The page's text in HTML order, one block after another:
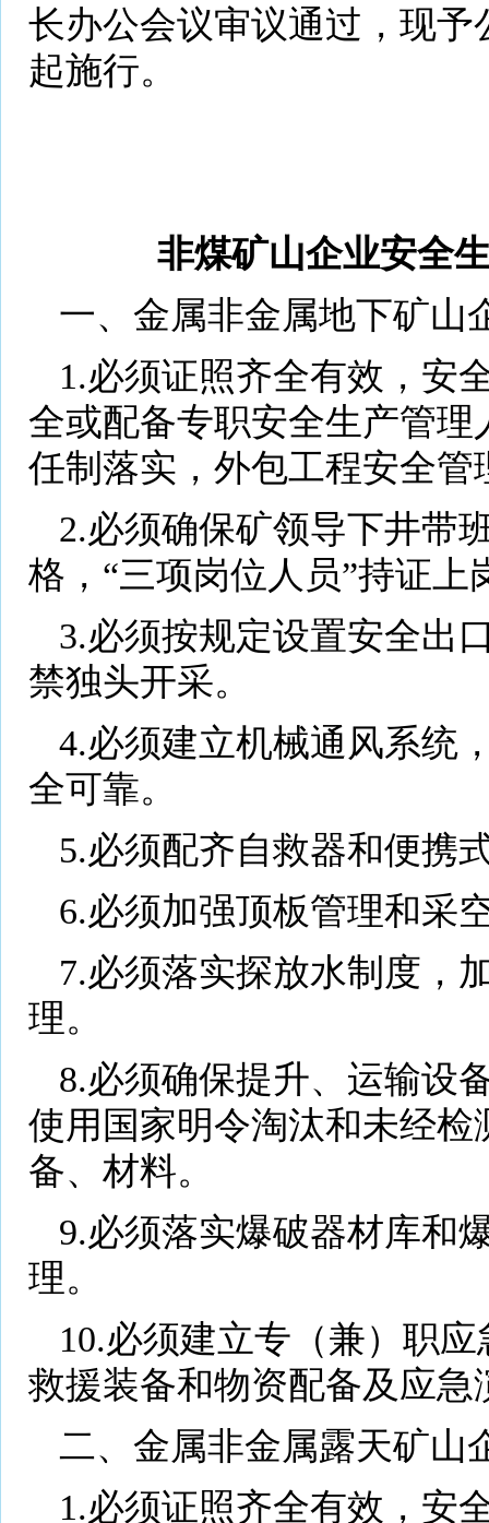
长办公会议审议通过，现予
起施行。
非煤矿山企业安全
一、金属非金属地下矿山
1.必须证照齐全有效，安
全或配备专职安全生产管理
任制落实，外包工程安全管
2.必须确保矿领导下井带
格，“三项岗位人员”持证上
3.必须按规定设置安全出
禁独头开采。
4.必须建立机械通风系统
全可靠。
5.必须配齐自救器和便携
6.必须加强顶板管理和采
7.必须落实探放水制度，
理。
8.必须确保提升、运输设
使用国家明令淘汰和未经检
备、材料。
9.必须落实爆破器材库和
理。
10.必须建立专（兼）职
救援装备和物资配备及应急
二、金属非金属露天矿山
1.必须证照齐全有效，安